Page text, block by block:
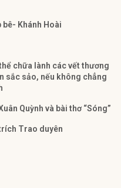
bê- Khánh Hoài
chữa lành các vết thương
sắc sảo, nếu không chẳng
Quỳnh và bài thơ “Sóng”
Trao duyên